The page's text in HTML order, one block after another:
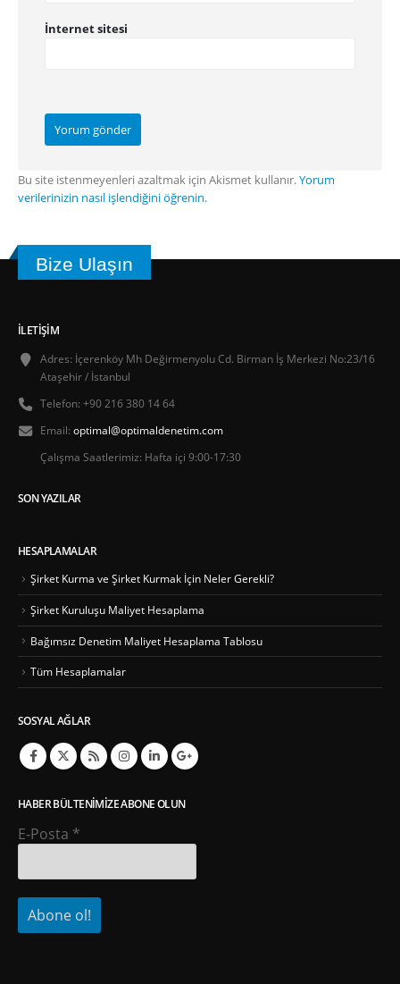
İnternet sitesi
Bu site istenmeyenleri azaltmak için Akismet kullanır.Yorum
verilerinizin nasıl işlendiğini öğrenin.
Bize Ulaşın
İLETIŞIM
Adres: İçerenköy Mh Değirmenyolu Cd. Birman İş Merkezi No:23/16
Ataşehir / İstanbul
Telefon: +90 216 380 14 64
Email: optimal@optimaldenetim.com
Çalışma Saatlerimiz: Hafta içi 9:00-17:30
SON YAZILAR
HESAPLAMALAR
Şirket Kurma ve Şirket Kurmak İçin Neler Gerekli?
Şirket Kuruluşu Maliyet Hesaplama
Bağımsız Denetim Maliyet Hesaplama Tablosu
Tüm Hesaplamalar
SOSYAL AĞLAR
HABER BÜLTENIMIZE ABONE OLUN
E-Posta *